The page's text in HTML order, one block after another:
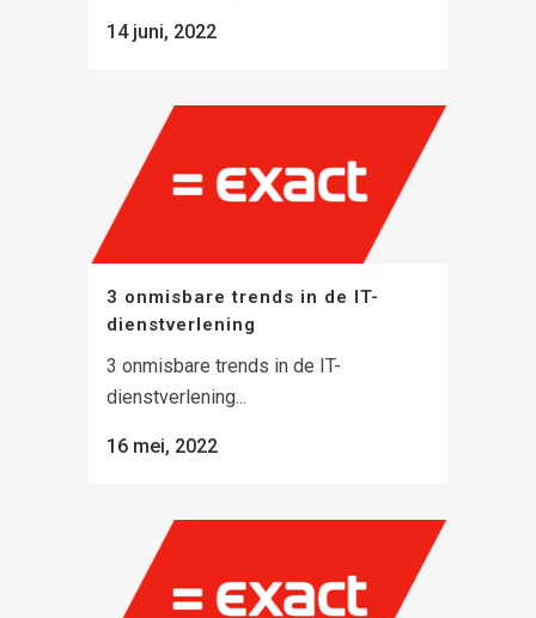
14 juni, 2022
3 onmisbare trends in de IT-
dienstverlening
3 onmisbare trends in de IT-
dienstverlening...
16 mei, 2022